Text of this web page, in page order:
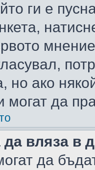
ги е
но ако
могат да
да вляза в
да